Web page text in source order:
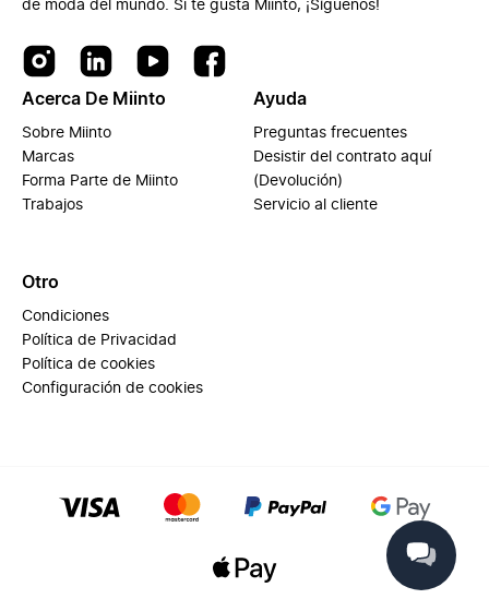
de moda del mundo. Si te gusta Miinto, ¡Síguenos!
Acerca De Miinto
Sobre Miinto
Marcas
Forma Parte de Miinto
Trabajos
Ayuda
Preguntas frecuentes
Desistir del contrato aquí
(Devolución)
Servicio al cliente
Otro
Condiciones
Política de Privacidad
Política de cookies
Configuración de cookies